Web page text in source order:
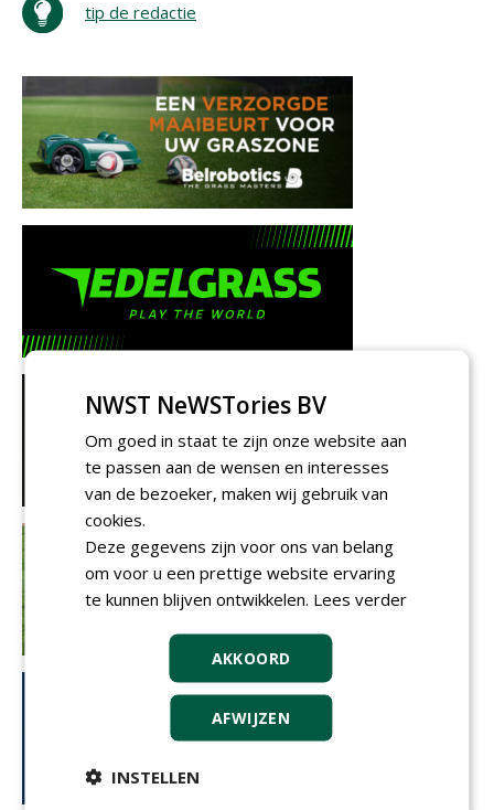
tip de redactie
NWST NeWSTories BV
Om goed in staat te zijn onze website aan
te passen aan de wensen en interesses
van de bezoeker, maken wij gebruik van
cookies.
Deze gegevens zijn voor ons van belang
om voor u een prettige website ervaring
te kunnen blijven ontwikkelen. Lees verder
AKKOORD
AFWIJZEN
INSTELLEN